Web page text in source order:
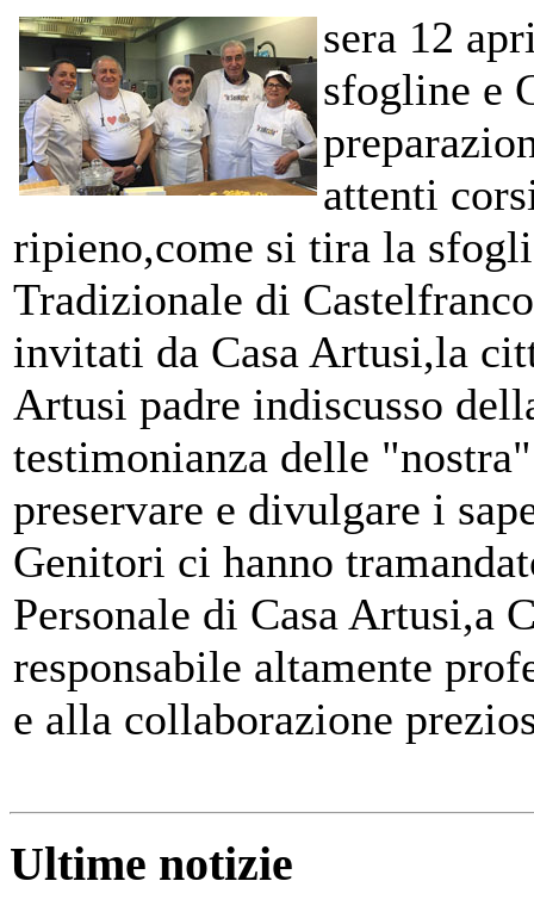
sera 12
sfogline e
attenti
ripieno,come si tira la
Tradizionale di
invitati da Casa Artusi,la
Artusi padre indiscusso
testimonianza delle
preservare e divulgare i
Genitori ci hanno
Personale di Casa Artusi,a
responsabile altamente
e alla collaborazione
Ultime notizie